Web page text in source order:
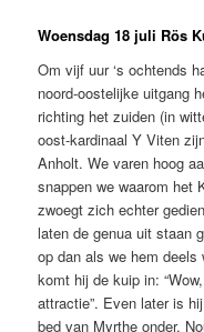
Woensdag 18 juli Rös
Om vijf uur ‘s ochtends
noord-oostelijke uitgang
richting het zuiden (in
oost-kardinaal Y Viten
Anholt. We varen hoog
snappen we waarom het
zwoegt zich echter
laten de genua uit staan
op dan als we hem
komt hij de kuip in:
attractie”. Even later is
bed van Myrthe onder.